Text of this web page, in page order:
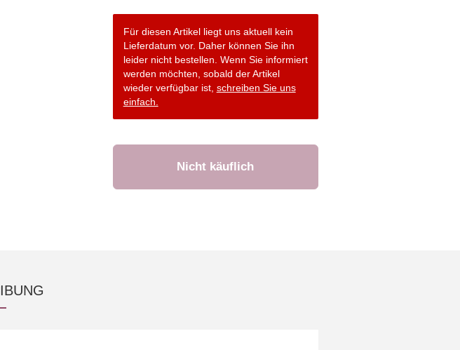
Für diesen Artikel liegt uns aktuell kein
Lieferdatum vor. Daher können Sie ihn
leider nicht bestellen. Wenn Sie informiert
werden möchten, sobald der Artikel
wieder verfügbar ist, schreiben Sie uns
einfach.